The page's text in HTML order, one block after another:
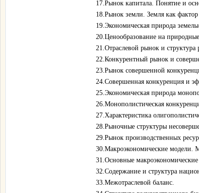
17.Рынок капитала. Понятие и
18.Рынок земли. Земля как
19.Экономическая природа
20.Ценообразование на
21.Отраслевой рынок и
22.Конкурентный рынок и
23.Рынок совершенной
24.Совершенная конкуренция и
25.Экономическая природа
26.Монополистическая
27.Характеристика
28.Рыночные структуры
29.Рынок производственных
30.Макроэкономические модели.
31.Основные
32.Содержание и структура
33.Межотраслевой баланс.